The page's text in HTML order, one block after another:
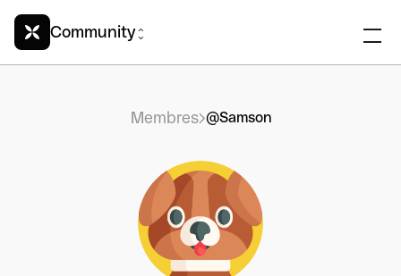
Community
Membres @Samson